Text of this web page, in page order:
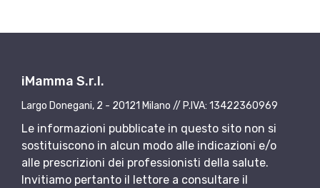
iMamma S.r.l.
Largo Donegani, 2 - 20121 Milano // P.IVA: 13422360969
Le informazioni pubblicate in questo sito non si
sostituiscono in alcun modo alle indicazioni e/o
alle prescrizioni dei professionisti della salute.
Invitiamo pertanto il lettore a consultare il